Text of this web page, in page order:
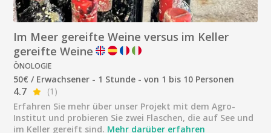
Im Meer gereifte Weine versus im Keller
gereifte Weine
ÖNOLOGIE
50€ / Erwachsener - 1 Stunde - von 1 bis 10 Personen
4.7
(1)
Erfahren Sie mehr über unser Projekt mit dem Agro-
Institut und probieren Sie zwei Flaschen, die auf See und
im Keller gereift sind. Mehr darüber erfahren